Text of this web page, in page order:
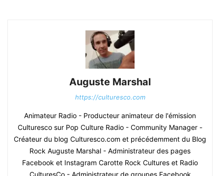
Auguste Marshal
https://culturesco.com
Animateur Radio - Producteur animateur de l'émission
Culturesco sur Pop Culture Radio - Community Manager -
Créateur du blog Culturesco.com et précédemment du Blog
Rock Auguste Marshal - Administrateur des pages
Facebook et Instagram Carotte Rock Cultures et Radio
CulturesCo - Administrateur de groupes Facebook